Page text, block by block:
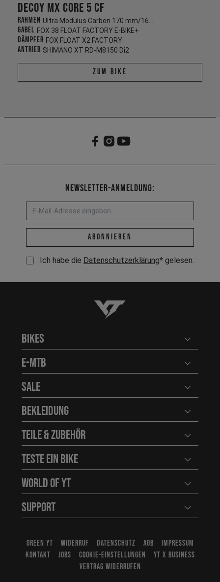
Decoy MX CORE 5 CF
Rahmen
Gabel FOX 38 FLOAT FACTORY E-BIKE+
Dämpfer FOX FLOAT X2 FACTORY
Antrieb SHIMANO XT RD-M8150 Di2
Zum Bike
Newsletter-Anmeldung:
E-Mail-Adresse *
abonnieren
Ich habe die Datenschutzerklärung* gelesen.
YT-Industries
Bikes
E-MTB
Sale
Bekleidung
Teile & Zubehör
Teste ein Bike
World of YT
Support
GREEN YT WIDERRUF DATENSCHUTZ AGB
IMPRESSUM
KONTAKT
JOBS COOKIE-EINSTELLUNGEN
YT X BUSINESS
VERTRAG WIDERRUFEN